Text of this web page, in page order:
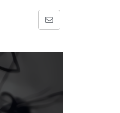
Share
Email